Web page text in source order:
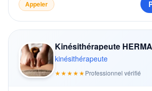
Appeler
Kinésithérapeute
kinésithérapeute
★★★★★Professionnel vérifié